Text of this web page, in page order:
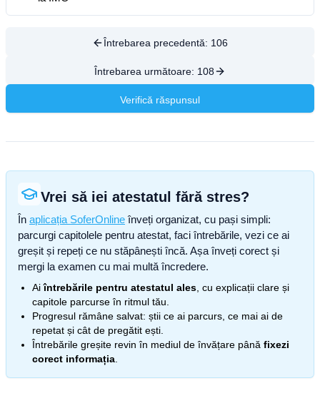
Întrebarea precedentă: 106
Întrebarea următoare: 108
Verifică răspunsul
Vrei să iei atestatul fără stres?
În aplicația SoferOnline înveți organizat, cu pași simpli:
parcurgi capitolele pentru atestat, faci întrebările, vezi ce ai
greșit și repeți ce nu stăpânești încă. Așa înveți corect și
mergi la examen cu mai multă încredere.
Aiîntrebările pentru atestatul ales , cu explicații clare și
capitole parcurse în ritmul tău.
Progresul rămâne salvat: știi ce ai parcurs, ce mai ai de
repetat și cât de pregătit ești.
Întrebările greșite revin în mediul de învățare până fixezi
corect informația